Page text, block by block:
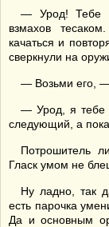
— Урод! Тебе
взмахов
качаться и
сверкнули на
— Возьми его, —
— Урод, я тебе
следующий, а
Потрошитель
Гласк умом не
Ну ладно, так
есть парочка
Да и основным